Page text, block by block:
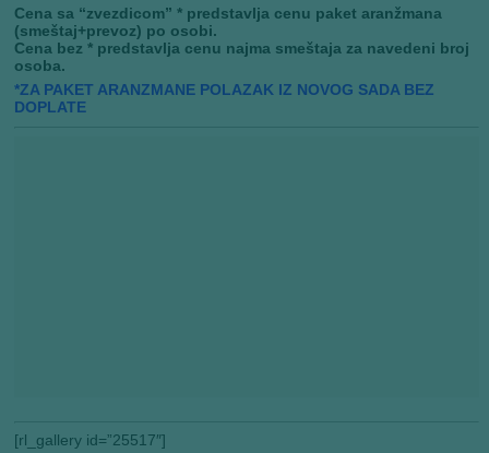
Cena sa “zvezdicom” * predstavlja cenu paket aranžmana
(smeštaj+prevoz) po osobi.
Cena bez * predstavlja cenu najma smeštaja za navedeni broj
osoba.
*ZA PAKET ARANZMANE POLAZAK IZ NOVOG SADA BEZ
DOPLATE
[rl_gallery id=”25517″]